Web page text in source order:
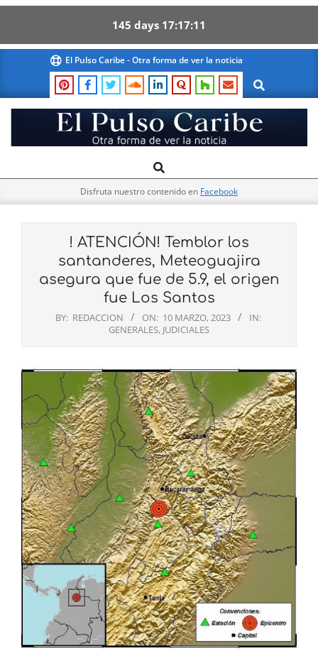
145 days 17 17 10
content
El Pulso Caribe - Otra forma de ver la noticia
Search
El
Pulso
Navigation
Search
Disfruta nuestro contenido en Facebook
! ATENCIÓN! Temblor los
santanderes, Meteoguajira
asegura que fue de 5.9, el origen
fue Los Santos
BY: REDACCION ON: 10 MARZO, 2023
IN:
GENERALES, JUDICIALES